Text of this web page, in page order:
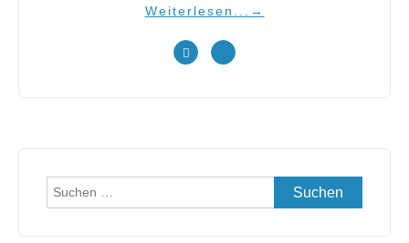
Weiterlesen... →
Suchen